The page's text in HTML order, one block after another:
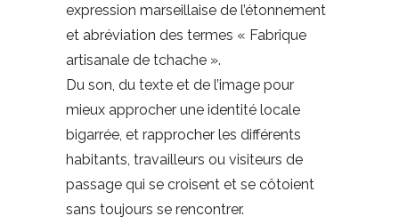
expression marseillaise de l’étonnement
et abréviation des termes « Fabrique
artisanale de tchache ».
Du son, du texte et de l’image pour
mieux approcher une identité locale
bigarrée, et rapprocher les différents
habitants, travailleurs ou visiteurs de
passage qui se croisent et se côtoient
sans toujours se rencontrer.